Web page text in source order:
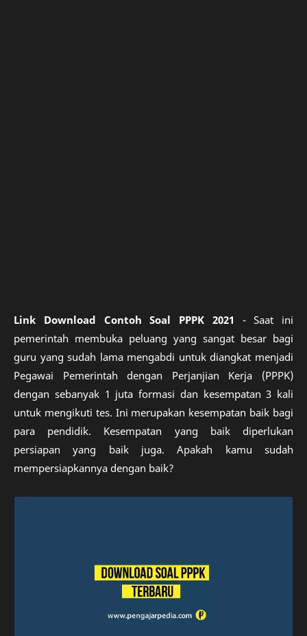
Link Download Contoh Soal PPPK 2021 - Saat ini
pemerintah membuka peluang yang sangat besar bagi
guru yang sudah lama mengabdi untuk diangkat menjadi
Pegawai Pemerintah dengan Perjanjian Kerja (PPPK)
dengan sebanyak 1 juta formasi dan kesempatan 3 kali
untuk mengikuti tes. Ini merupakan kesempatan baik bagi
para pendidik. Kesempatan yang baik diperlukan
persiapan yang baik juga. Apakah kamu sudah
mempersiapkannya dengan baik?